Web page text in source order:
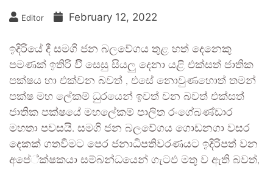
Editor February 12, 2022
ඉදිරියේ දී සමගි ජන බලවේගය තුළ හත් දෙනෙකු
පමණක් ඉතිරි විී සෙසු සියලු දෙනා යළි එක්සත් ජාතික
පක්ෂය හා එක්වන බවත් , එසේ නොවුණහොත් තමන්
පක්ෂ මහ ලේකම් ධුරයෙන් ඉවත් වන බවත් එක්සත්
ජාතික පක්ෂයේ මහලේකම් පාලිත රංගේබණ්ඩාර
මහතා පවසයි. සමගි ජන බලවේගය ගොඩනගා වසර
දෙකක් ගතවීමට පෙර ජනාධිපතිවරණයට ඉදිරිපත් වන
අපේ්ක්ෂකයා සම්බන්ධයෙන් ගැටඵ මතු ව ඇති බවත්,